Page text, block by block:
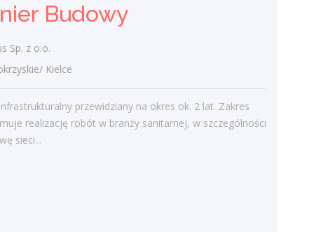
relacji z klientami realizacja celów
sprzedażowych dbałość o wysoką jakość
Więcej ofert pracy
Budowy
Sp. z o.o.
Kielce
przewidziany na okres ok. 2 lat. Zakres
realizację robót w branży sanitarnej, w szczególności
sieci...